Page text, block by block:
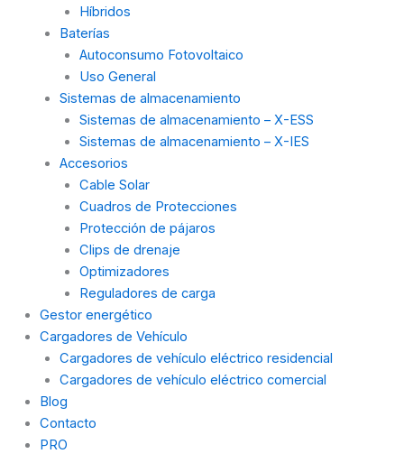
Híbridos
Baterías
Autoconsumo Fotovoltaico
Uso General
Sistemas de almacenamiento
Sistemas de almacenamiento – X-ESS
Sistemas de almacenamiento – X-IES
Accesorios
Cable Solar
Cuadros de Protecciones
Protección de pájaros
Clips de drenaje
Optimizadores
Reguladores de carga
Gestor energético
Cargadores de Vehículo
Cargadores de vehículo eléctrico residencial
Cargadores de vehículo eléctrico comercial
Blog
Contacto
PRO